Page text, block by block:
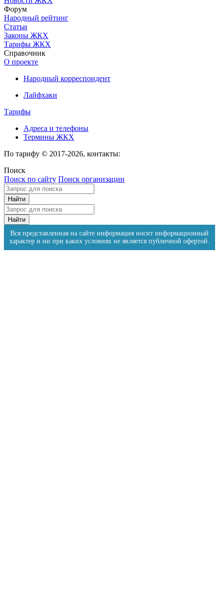
Форум
Народный рейтинг
Статьи
Законы ЖКХ
Тарифы ЖКХ
Справочник
О проекте
Народный корреспондент
Лайфхаки
Тарифы
Адреса и телефоны
Термины ЖКХ
По тарифу © 2017-2026, контакты:
Поиск
Поиск по сайту Поиск организации
Вся представленная на сайте информация носит информационный
характер и ни при каких условиях не является публичной офертой.